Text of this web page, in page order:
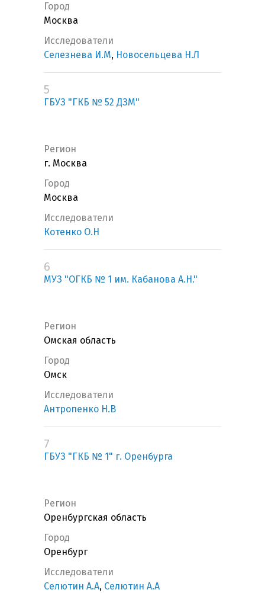
Город
Москва
Исследователи
Селезнева И.М, Новосельцева Н.Л
5
ГБУЗ "ГКБ № 52 ДЗМ"
Регион
г. Москва
Город
Москва
Исследователи
Котенко О.Н
6
МУЗ "ОГКБ № 1 им. Кабанова А.Н."
Регион
Омская область
Город
Омск
Исследователи
Антропенко Н.В
7
ГБУЗ "ГКБ № 1" г. Оренбурга
Регион
Оренбургская область
Город
Оренбург
Исследователи
Селютин А.А, Селютин А.А